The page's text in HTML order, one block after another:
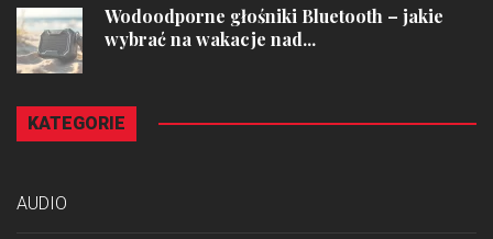
Wodoodporne głośniki Bluetooth – jakie
wybrać na wakacje nad...
KATEGORIE
AUDIO